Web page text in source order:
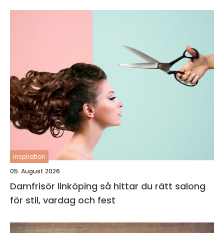
inspiration
05. August 2026
Damfrisör linköping så hittar du rätt salong
för stil, vardag och fest